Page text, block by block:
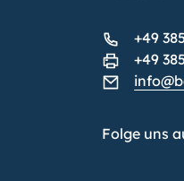
+49
+49
Folge uns